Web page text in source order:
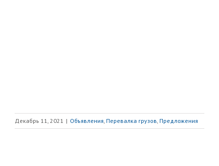
Декабрь 11, 2021 | Объявления Перевалка грузов Предложения